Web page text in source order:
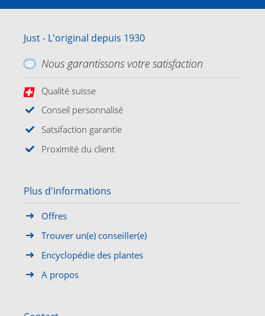
Just - L'original depuis 1930
Nous garantissons votre satisfaction
Qualité suisse
Conseil personnalisé
Satsifaction garantie
Proximité du client
Plus d'informations
Offres
Trouver un(e) conseiller(e)
Encyclopédie des plantes
A propos